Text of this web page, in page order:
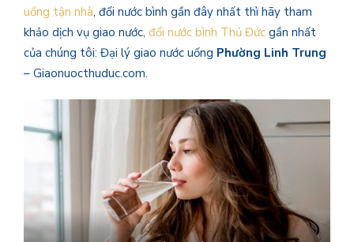
uống tận nhà, đổi nước bình gần đây nhất thì hãy tham
khảo dịch vụ giao nước, đổi nước bình Thủ Đức gần nhất
của chúng tôi: Đại lý giao nước uống Phường Linh Trung
– Giaonuocthuduc.com.